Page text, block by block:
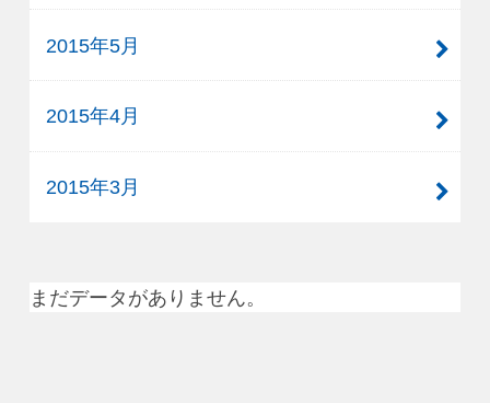
2015年5月
2015年4月
2015年3月
まだデータがありません。